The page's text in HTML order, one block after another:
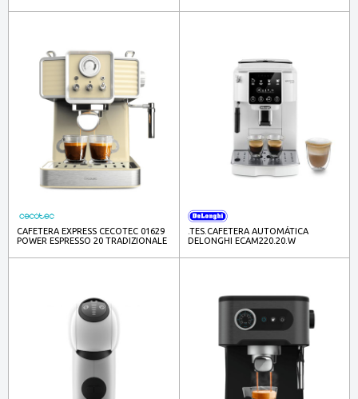
CAFETERA EXPRESS CECOTEC 01629
POWER ESPRESSO 20 TRADIZIONALE
.TES.CAFETERA AUTOMÁTICA
DELONGHI ECAM220.20.W